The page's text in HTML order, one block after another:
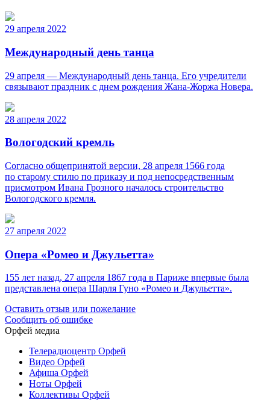
29 апреля 2022
Международный день танца
29 апреля — Международный день танца. Его учредители
связывают праздник с днем рождения Жана-Жоржа Новера.
28 апреля 2022
Вологодский кремль
Согласно общепринятой версии, 28 апреля 1566 года
по старому стилю по приказу и под непосредственным
присмотром Ивана Грозного началось строительство
Вологодского кремля.
27 апреля 2022
Опера «Ромео и Джульетта»
155 лет назад, 27 апреля 1867 года в Париже впервые была
представлена опера Шарля Гуно «Ромео и Джульетта».
Оставить отзыв или пожелание
Сообщить об ошибке
Орфей медиа
Телерадиоцентр Орфей
Видео Орфей
Афиша Орфей
Ноты Орфей
Коллективы Орфей